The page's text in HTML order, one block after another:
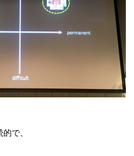
で、